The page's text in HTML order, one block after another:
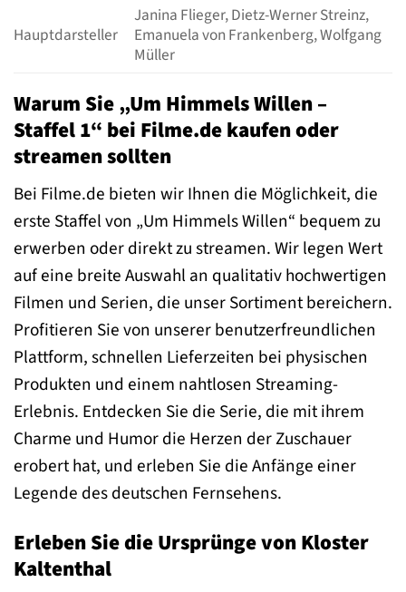
Hauptdarsteller
Janina Flieger, Dietz-Werner Streinz,
Emanuela von Frankenberg, Wolfgang
Müller
Warum Sie „Um Himmels Willen –
Staffel 1“ bei Filme.de kaufen oder
streamen sollten
Bei Filme.de bieten wir Ihnen die Möglichkeit, die
erste Staffel von „Um Himmels Willen“ bequem zu
erwerben oder direkt zu streamen. Wir legen Wert
auf eine breite Auswahl an qualitativ hochwertigen
Filmen und Serien, die unser Sortiment bereichern.
Profitieren Sie von unserer benutzerfreundlichen
Plattform, schnellen Lieferzeiten bei physischen
Produkten und einem nahtlosen Streaming-
Erlebnis. Entdecken Sie die Serie, die mit ihrem
Charme und Humor die Herzen der Zuschauer
erobert hat, und erleben Sie die Anfänge einer
Legende des deutschen Fernsehens.
Erleben Sie die Ursprünge von Kloster
Kaltenthal